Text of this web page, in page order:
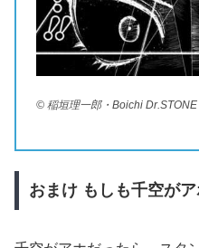
© 稲垣理一郎・Boichi Dr.STONE
おまけ もしも千空が